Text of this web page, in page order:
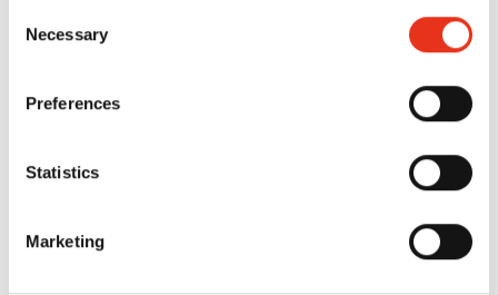
Selection
Necessary
Preferences
Statistics
Marketing
HSM
B34 - 1,9 x
aceitera
externa
4026631031615